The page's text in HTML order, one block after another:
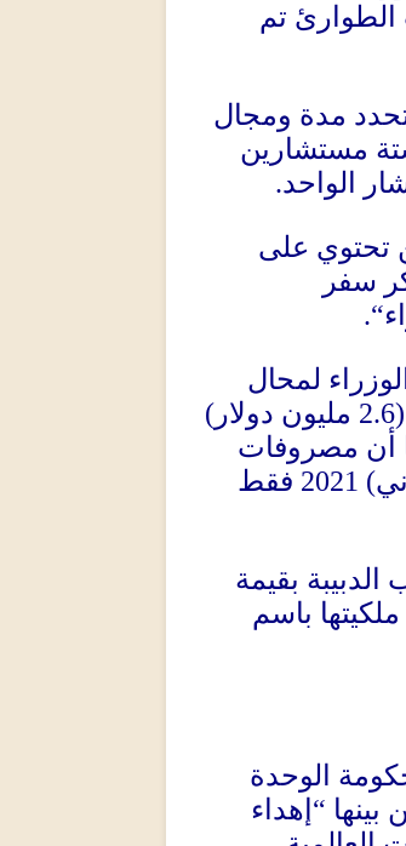
الطوارئ تم
مدة ومجال
مستشارين
الواحد.
تحتوي على
سفر
“.
لمحال
(2.6 مليون دولار )
أن مصروفات
) 2021
فقط
بقيمة
باسم
الوحدة
“ إهداء